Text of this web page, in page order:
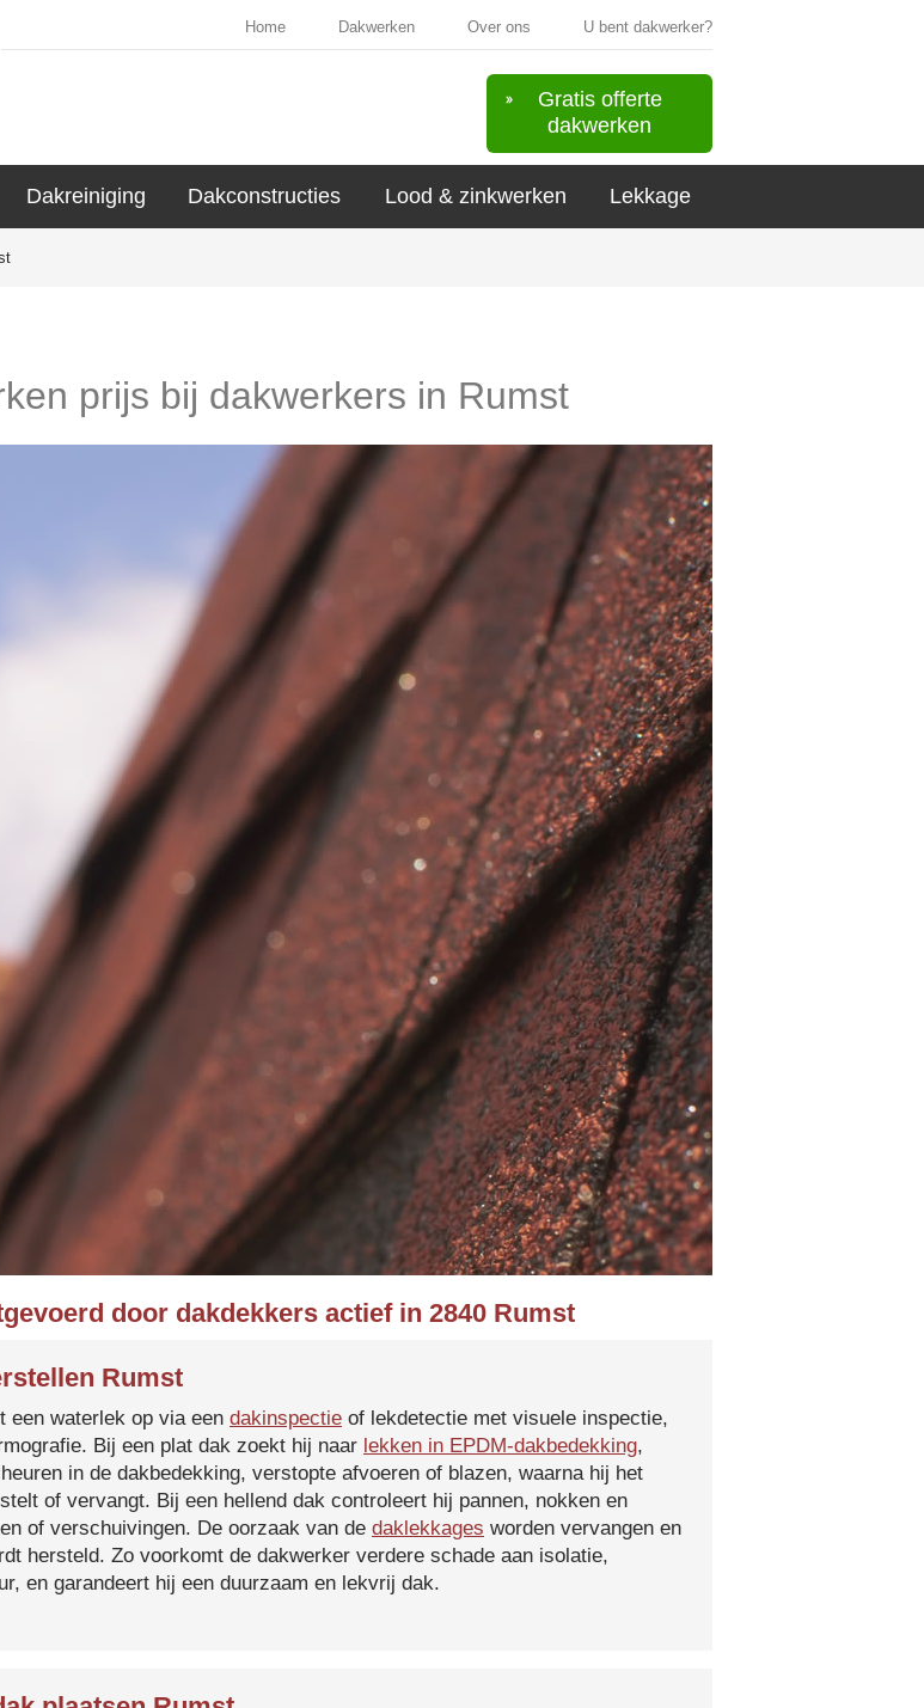
Home Dakwerken Over ons U bent dakwerker?
Gratis offerte
dakwerken
Dakreiniging Dakconstructies Lood & zinkwerken Lekkage
prijs bij dakwerkers in Rumst
door dakdekkers actief in 2840 Rumst
Rumst
een waterlek op via een dakinspectie of lekdetectie met visuele inspectie,
Bij een plat dak zoekt hij naar lekken in EPDM-dakbedekking,
in de dakbedekking, verstopte afvoeren of blazen, waarna hij het
of vervangt. Bij een hellend dak controleert hij pannen, nokken en
of verschuivingen. De oorzaak van de daklekkages worden vervangen en
hersteld. Zo voorkomt de dakwerker verdere schade aan isolatie,
en garandeert hij een duurzaam en lekvrij dak.